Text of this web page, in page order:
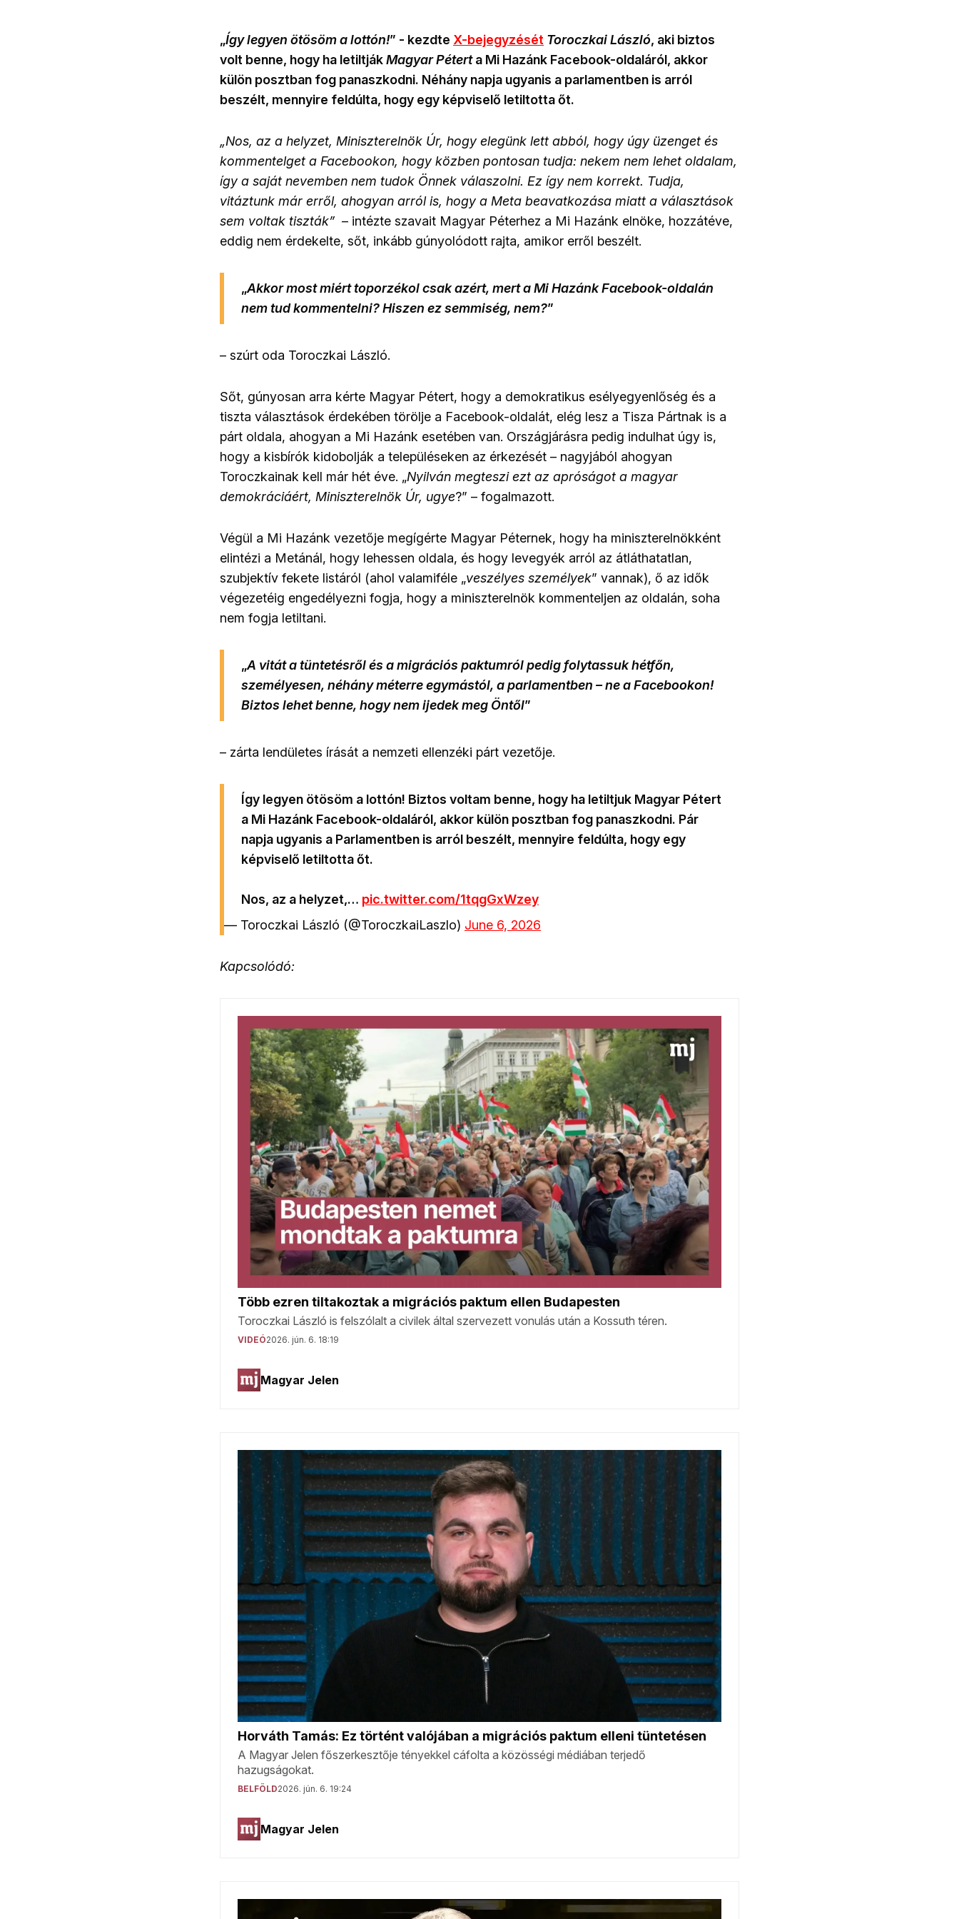
„Így legyen ötösöm a lottón!” - kezdte X-bejegyzését Toroczkai László, aki biztos
volt benne, hogy ha letiltjákMagyar Péterta Mi Hazánk Facebook-oldaláról, akkor
külön posztban fog panaszkodni. Néhány napja ugyanis a parlamentben is arról
beszélt, mennyire feldúlta, hogy egy képviselő letiltotta őt.
„Nos, az a helyzet, Miniszterelnök Úr, hogy elegünk lett abból, hogy úgy üzenget és
kommentelget a Facebookon, hogy közben pontosan tudja: nekem nem lehet oldalam,
így a saját nevemben nem tudok Önnek válaszolni. Ez így nem korrekt. Tudja,
vitáztunk már erről, ahogyan arról is, hogy a Meta beavatkozása miatt a választások
sem voltak tiszták” – intézte szavait Magyar Péterhez a Mi Hazánk elnöke, hozzátéve,
eddig nem érdekelte, sőt, inkább gúnyolódott rajta, amikor erről beszélt.
„Akkor most miért toporzékol csak azért, mert a Mi Hazánk Facebook-oldalán
nem tud kommentelni? Hiszen ez semmiség, nem?”
– szúrt oda Toroczkai László.
Sőt, gúnyosan arra kérte Magyar Pétert, hogy a demokratikus esélyegyenlőség és a
tiszta választások érdekében törölje a Facebook-oldalát, elég lesz a Tisza Pártnak is a
párt oldala, ahogyan a Mi Hazánk esetében van. Országjárásra pedig indulhat úgy is,
hogy a kisbírók kidobolják a településeken az érkezését – nagyjából ahogyan
Toroczkainak kell már hét éve. „Nyilván megteszi ezt az apróságot a magyar
demokráciáért, Miniszterelnök Úr, ugye?” – fogalmazott.
Végül a Mi Hazánk vezetője megígérte Magyar Péternek, hogy ha miniszterelnökként
elintézi a Metánál, hogy lehessen oldala, és hogy levegyék arról az átláthatatlan,
szubjektív fekete listáról (ahol valamiféle „veszélyes személyek” vannak), ő az idők
végezetéig engedélyezni fogja, hogy a miniszterelnök kommenteljen az oldalán, soha
nem fogja letiltani.
„A vitát a tüntetésről és a migrációs paktumról pedig folytassuk hétfőn,
személyesen, néhány méterre egymástól, a parlamentben – ne a Facebookon!
Biztos lehet benne, hogy nem ijedek meg Öntől”
– zárta lendületes írását a nemzeti ellenzéki párt vezetője.
Így legyen ötösöm a lottón! Biztos voltam benne, hogy ha letiltjuk Magyar Pétert
a Mi Hazánk Facebook-oldaláról, akkor külön posztban fog panaszkodni. Pár
napja ugyanis a Parlamentben is arról beszélt, mennyire feldúlta, hogy egy
képviselő letiltotta őt.
Nos, az a helyzet,… pic.twitter.com/1tqgGxWzey
— Toroczkai László (@ToroczkaiLaszlo) June 6, 2026
Kapcsolódó: